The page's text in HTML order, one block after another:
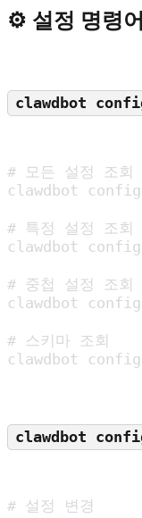
⚙ 설정 명령어
clawdbot
# 모든 설정 조회
clawdbot
# 특정 설정 조회
clawdbot
# 중첩 설정 조회
clawdbot
# 스키마 조회
clawdbot
clawdbot
# 설정 변경